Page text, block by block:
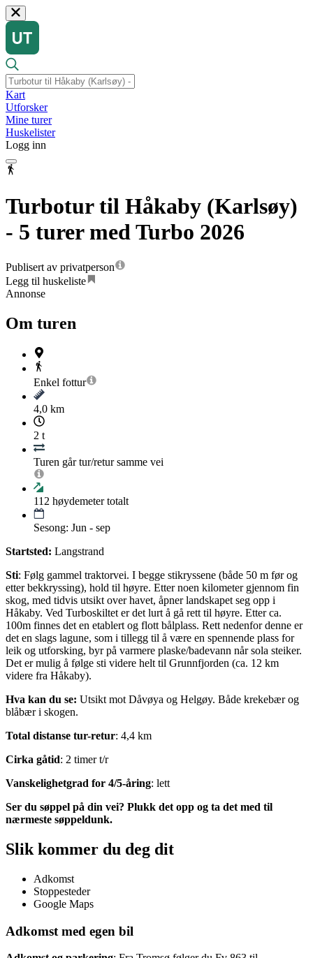
Kart
Utforsker
Mine turer
Huskelister
Logg inn
Turbotur til Håkaby (Karlsøy)
- 5 turer med Turbo 2026
Publisert av privatperson
Legg til huskeliste
Annonse
Om turen
Enkel fottur
4,0 km
2 t
Turen går tur/retur samme vei
112 høydemeter totalt
Sesong: Jun - sep
Startsted: Langstrand
Sti: Følg gammel traktorvei. I begge stikryssene (både 50 m før og
etter bekkryssing), hold til høyre. Etter noen kilometer gjennom fin
skog, med tidvis utsikt over havet, åpner landskapet seg opp i
Håkaby. Ved Turboskiltet er det lurt å gå rett til høyre. Etter ca.
100m finnes det en etablert og flott bålplass. Rett nedenfor denne er
det en slags lagune, som i tillegg til å være en spennende plass for
leik og utforsking, byr på varmere plaske/badevann når sola steiker.
Det er mulig å følge sti videre helt til Grunnfjorden (ca. 12 km
videre fra Håkaby).
Hva kan du se: Utsikt mot Dåvøya og Helgøy. Både krekebær og
blåbær i skogen.
Total distanse tur-retur: 4,4 km
Cirka gåtid: 2 timer t/r
Vanskelighetgrad for 4/5-åring: lett
Ser du søppel på din vei? Plukk det opp og ta det med til
nærmeste søppeldunk.
Slik kommer du deg dit
Adkomst
Stoppesteder
Google Maps
Adkomst med egen bil